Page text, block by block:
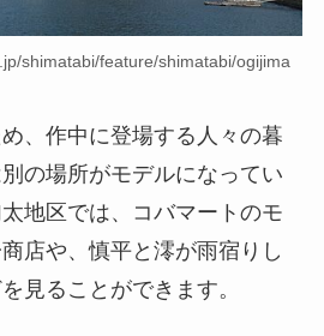
shimatabi/feature/shimatabi/ogijima
、作中に登場する人々の暮
の場所がモデルになってい
地区では、コバマートのモ
店や、慎平と澪が雨宿りし
見ることができます。